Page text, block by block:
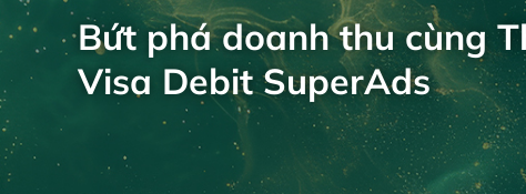
Bứt phá doanh thu cùng
Visa Debit SuperAds